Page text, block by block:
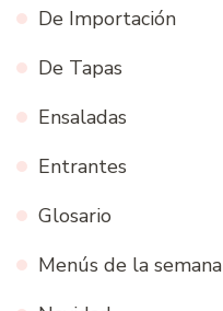
De Importación
De Tapas
Ensaladas
Entrantes
Glosario
Menús de la semana